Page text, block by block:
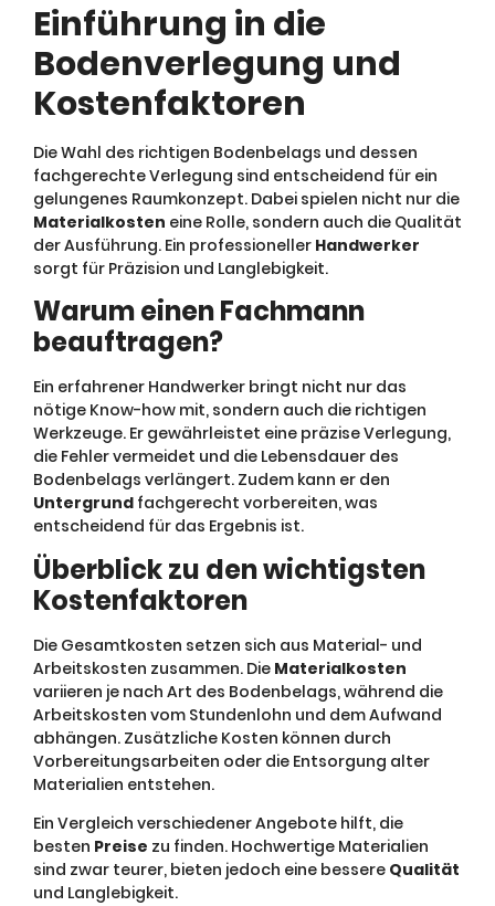
Einführung in die
Bodenverlegung und
Kostenfaktoren
Die Wahl des richtigen Bodenbelags und dessen
fachgerechte Verlegung sind entscheidend für ein
gelungenes Raumkonzept. Dabei spielen nicht nur die
Materialkosten eine Rolle, sondern auch die Qualität
der Ausführung. Ein professioneller Handwerker
sorgt für Präzision und Langlebigkeit.
Warum einen Fachmann
beauftragen?
Ein erfahrener Handwerker bringt nicht nur das
nötige Know-how mit, sondern auch die richtigen
Werkzeuge. Er gewährleistet eine präzise Verlegung,
die Fehler vermeidet und die Lebensdauer des
Bodenbelags verlängert. Zudem kann er den
Untergrund fachgerecht vorbereiten, was
entscheidend für das Ergebnis ist.
Überblick zu den wichtigsten
Kostenfaktoren
Die Gesamtkosten setzen sich aus Material- und
Arbeitskosten zusammen. Die Materialkosten
variieren je nach Art des Bodenbelags, während die
Arbeitskosten vom Stundenlohn und dem Aufwand
abhängen. Zusätzliche Kosten können durch
Vorbereitungsarbeiten oder die Entsorgung alter
Materialien entstehen.
Ein Vergleich verschiedener Angebote hilft, die
besten Preise zu finden. Hochwertige Materialien
sind zwar teurer, bieten jedoch eine bessere Qualität
und Langlebigkeit.